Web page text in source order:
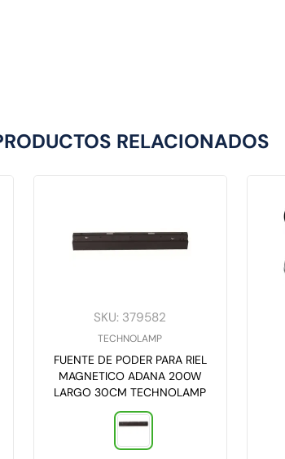
RELACIONADOS
SKU: 379582
TECHNOLAMP
FUENTE DE PODER PARA RIEL
MAGNETICO ADANA 200W
LARGO 30CM TECHNOLAMP